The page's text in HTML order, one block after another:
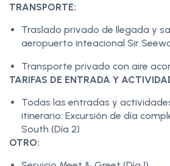
TRANSPORTE:
Traslado privado de llegada y
aeropuerto inteacional Sir
Transporte privado con aire
TARIFAS DE ENTRADA Y
Todas las entradas y
itinerario: Excursión de día
South (Día 2)
OTRO: